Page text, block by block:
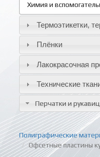
Химия и
Термоэтикетки,
Плёнки
Лакокрасочная
Технические
Перчатки и
Полиграфические
Офсетные пластины